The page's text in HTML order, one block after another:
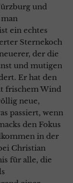
und
ein echtes
Sternekoch
der die
und mutigen
Er hat den
frischem Wind
neue,
passiert, wenn
den Fokus
in der
Christian
für alle, die